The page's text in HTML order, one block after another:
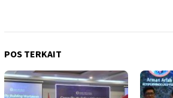
POS TERKAIT